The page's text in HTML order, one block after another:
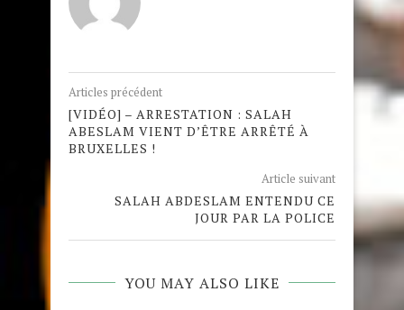
Articles précédent
[VIDÉO] – ARRESTATION : SALAH
ABESLAM VIENT D’ÊTRE ARRÊTÉ À
BRUXELLES !
Article suivant
SALAH ABDESLAM ENTENDU CE
JOUR PAR LA POLICE
YOU MAY ALSO LIKE